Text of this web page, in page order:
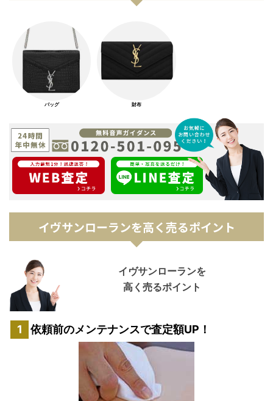
バッグ 財布
イヴサンローランを高く売るポイント
イヴサンローランを
高く売るポイント
依頼前のメンテナンスで査定額UP！